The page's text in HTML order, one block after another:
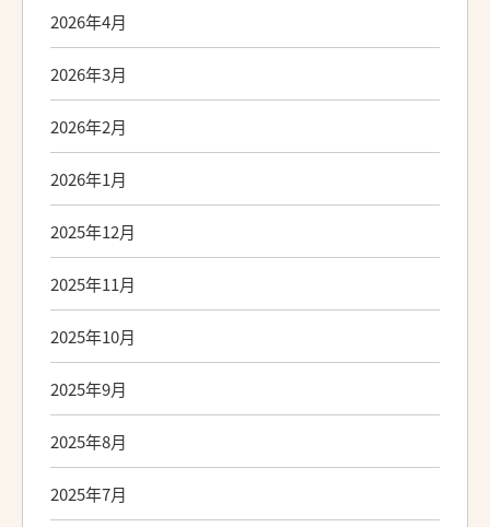
2026年4月
2026年3月
2026年2月
2026年1月
2025年12月
2025年11月
2025年10月
2025年9月
2025年8月
2025年7月